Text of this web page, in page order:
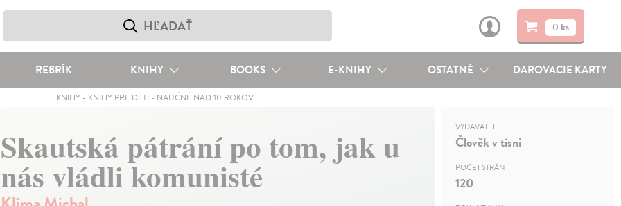
0 ks
REBRÍK KNIHY BOOKS E-KNIHY OSTATNÉ DAROVACIE KARTY
KNIHY - KNIHY PRE DETI - NÁUČNÉ NAD 10 ROKOV
Skautská pátrání po tom, jak u
nás vládli komunisté
VYDAVATEĽ
Člověk v tísni
POČET STRÁN
120